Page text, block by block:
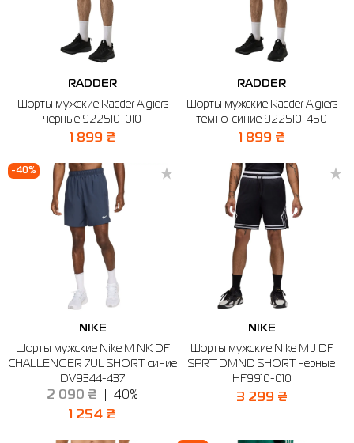
RADDER
Шорты мужские Radder Algiers
черные 922510-010
1 899 ₴
RADDER
Шорты мужские Radder Algiers
темно-синие 922510-450
1 899 ₴
-40%
NIKE
Шорты мужские Nike M NK DF
CHALLENGER 7UL SHORT синие
DV9344-437
2 090 ₴ 40%
1 254 ₴
NIKE
Шорты мужские Nike M J DF
SPRT DMND SHORT черные
HF9910-010
3 299 ₴